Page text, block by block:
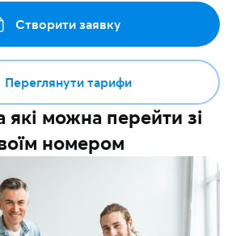
Створити заявку
Переглянути тарифи
які можна перейти зі
номером